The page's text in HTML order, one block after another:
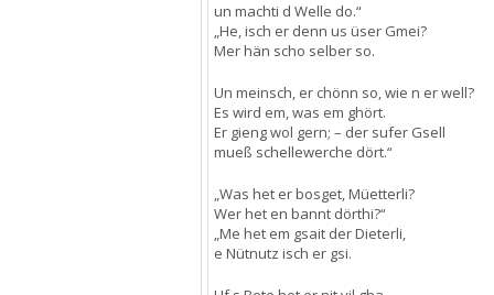
un machti d Welle do.“
„He, isch er denn us üser Gmei?
Mer hän scho selber so.
Un meinsch, er chönn so, wie n er well?
Es wird em, was em ghört.
Er gieng wol gern; – der sufer Gsell
mueß schellewerche dört.“
„Was het er bosget, Müetterli?
Wer het en bannt dörthi?“
„Me het em gsait der Dieterli,
e Nütnutz isch er gsi.